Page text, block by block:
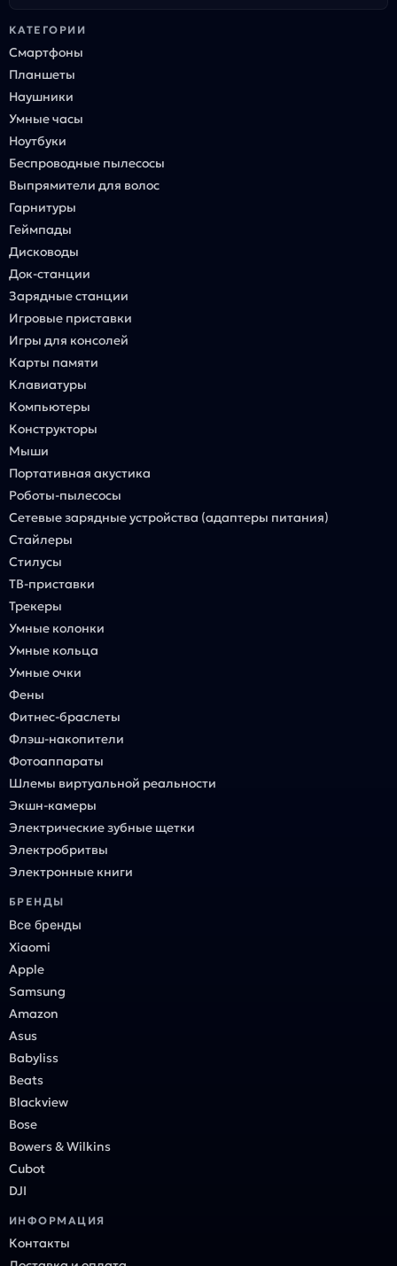
КАТЕГОРИИ
Смартфоны
Планшеты
Наушники
Умные часы
Ноутбуки
Беспроводные пылесосы
Выпрямители для волос
Гарнитуры
Геймпады
Дисководы
Док-станции
Зарядные станции
Игровые приставки
Игры для консолей
Карты памяти
Клавиатуры
Компьютеры
Конструкторы
Мыши
Портативная акустика
Роботы-пылесосы
Сетевые зарядные устройства (адаптеры питания)
Стайлеры
Стилусы
ТВ-приставки
Трекеры
Умные колонки
Умные кольца
Умные очки
Фены
Фитнес-браслеты
Флэш-накопители
Фотоаппараты
Шлемы виртуальной реальности
Экшн-камеры
Электрические зубные щетки
Электробритвы
Электронные книги
БРЕНДЫ
Все бренды
Xiaomi
Apple
Samsung
Amazon
Asus
Babyliss
Beats
Blackview
Bose
Bowers & Wilkins
Cubot
DJI
ИНФОРМАЦИЯ
Контакты